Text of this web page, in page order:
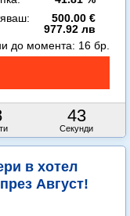
500.00 €
977.92 лв
41
Секунди
до момента: 16 бр.
в хотел
Август!